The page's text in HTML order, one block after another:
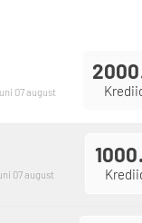
07 august
07 august